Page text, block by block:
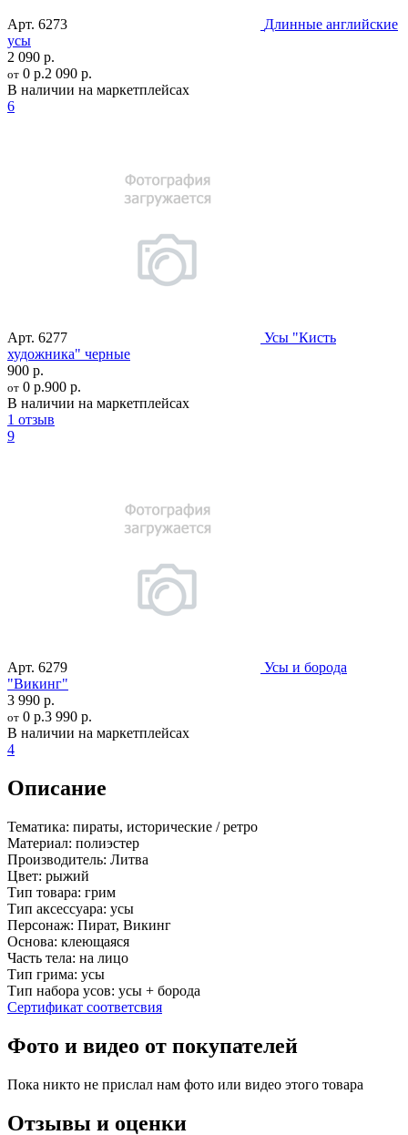
Арт. 6273
Длинные английские
усы
2 090 р.
от 0 р.2 090 р.
В наличии на маркетплейсах
6
Арт. 6277
Усы "Кисть
художника" черные
900 р.
от 0 р.900 р.
В наличии на маркетплейсах
1 отзыв
9
Арт. 6279
Усы и борода
"Викинг"
3 990 р.
от 0 р.3 990 р.
В наличии на маркетплейсах
4
Описание
Тематика: пираты, исторические / ретро
Материал: полиэстер
Производитель: Литва
Цвет: рыжий
Тип товара: грим
Тип аксессуара: усы
Персонаж: Пират, Викинг
Основа: клеющаяся
Часть тела: на лицо
Тип грима: усы
Тип набора усов: усы + борода
Сертификат соответсвия
Фото и видео от покупателей
Пока никто не прислал нам фото или видео этого товара
Отзывы и оценки